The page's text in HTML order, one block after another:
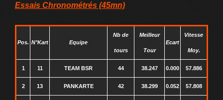
Essais Chronométrés (45mn)
Pos. N°Kart Equipe
Nb de
tours
Meilleur
Tour
Ecart
Vitesse
Moy.
1 11 TEAM BSR 44 38.247 0.000 57.886
2 13 PANKARTE 42 38.299 0.052 57.808